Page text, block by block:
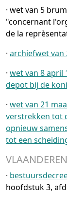
· wet van 5
"concernant
de la
· archiefwet van
· wet van 8 april
depot bij de
· wet van 21
verstrekken tot
opnieuw
tot een
VLAANDEREN
·
hoofdstuk 3,